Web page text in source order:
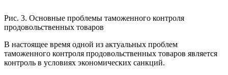
Рис. 3. Основные проблемы таможенного контроля
продовольственных товаров
В настоящее время одной из актуальных проблем
таможенного контроля продовольственных товаров является
контроль в условиях экономических санкций.